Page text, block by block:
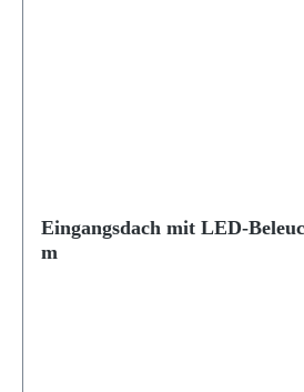
Eingangsdach mit LED-
m